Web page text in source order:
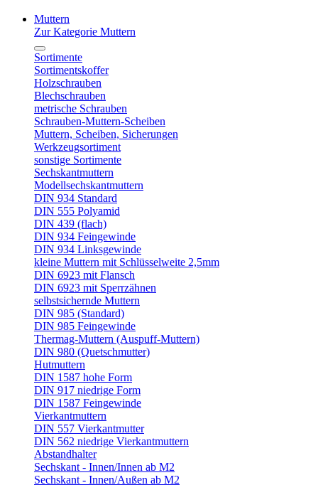
Muttern
Zur Kategorie Muttern
Sortimente
Sortimentskoffer
Holzschrauben
Blechschrauben
metrische Schrauben
Schrauben-Muttern-Scheiben
Muttern, Scheiben, Sicherungen
Werkzeugsortiment
sonstige Sortimente
Sechskantmuttern
Modellsechskantmuttern
DIN 934 Standard
DIN 555 Polyamid
DIN 439 (flach)
DIN 934 Feingewinde
DIN 934 Linksgewinde
kleine Muttern mit Schlüsselweite 2,5mm
DIN 6923 mit Flansch
DIN 6923 mit Sperrzähnen
selbstsichernde Muttern
DIN 985 (Standard)
DIN 985 Feingewinde
Thermag-Muttern (Auspuff-Muttern)
DIN 980 (Quetschmutter)
Hutmuttern
DIN 1587 hohe Form
DIN 917 niedrige Form
DIN 1587 Feingewinde
Vierkantmuttern
DIN 557 Vierkantmutter
DIN 562 niedrige Vierkantmuttern
Abstandhalter
Sechskant - Innen/Innen ab M2
Sechskant - Innen/Außen ab M2